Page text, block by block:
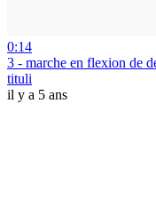
0:14
3 - marche en flexion de
tituli
il y a 5 ans